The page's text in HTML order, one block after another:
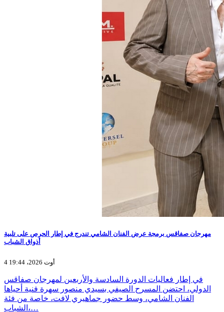
مهرجان صفاقس برمجة عرض الفنان الشامي تندرج في إطار الحرص على تلبية
أذواق الشباب
4 أوت 2026، 19:44
في إطار فعاليات الدورة السادسة والأربعين لمهرجان صفاقس
الدولي، احتضن المسرح الصيفي بسيدي منصور سهرة فنية أحياها
الفنان الشامي، وسط حضور جماهيري لافت، خاصة من فئة
الشباب،…